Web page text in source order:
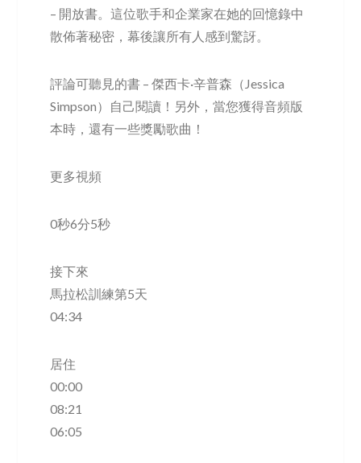
– 開放書。這位歌手和企業家在她的回憶錄中
散佈著秘密，幕後讓所有人感到驚訝。
評論可聽見的書 – 傑西卡·辛普森（Jessica
Simpson）自己閱讀！另外，當您獲得音頻版
本時，還有一些獎勵歌曲！
更多視頻
0秒6分5秒
接下來
馬拉松訓練第5天
04:34
居住
00:00
08:21
06:05